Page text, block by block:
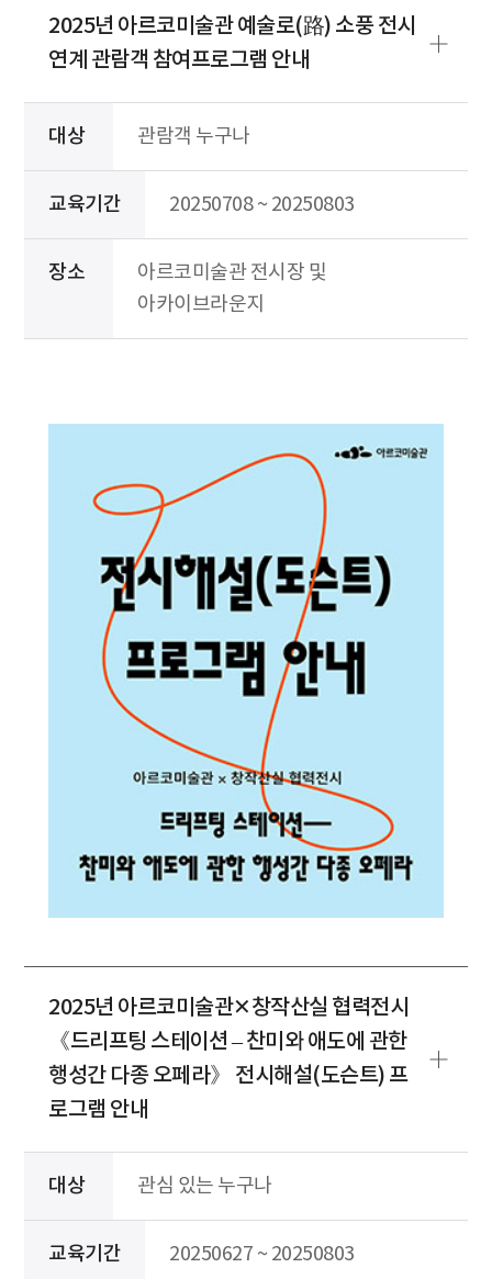
2025년 아르코미술관 예술로(路) 소풍 전시
연계 관람객 참여프로그램 안내
대상 관람객 누구나
교육기간 20250708 ~ 20250803
장소
아르코미술관 전시장 및
아카이브라운지
2025년 아르코미술관✕창작산실 협력전시
《드리프팅 스테이션 – 찬미와 애도에 관한
행성간 다종 오페라》 전시해설(도슨트) 프
로그램 안내
대상 관심 있는 누구나
교육기간 20250627 ~ 20250803